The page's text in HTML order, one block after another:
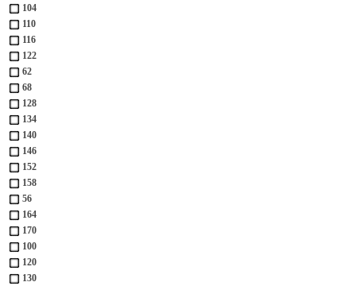
104
110
116
122
62
68
128
134
140
146
152
158
56
164
170
100
120
130